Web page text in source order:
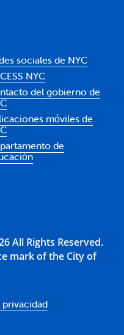
sociales de NYC
NYC
del gobierno de
móviles de
de
All Rights Reserved.
mark of the City of